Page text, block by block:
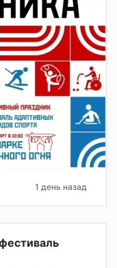
1 день назад